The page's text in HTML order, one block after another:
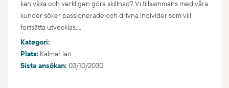
kan växa och verkligen göra skillnad? Vi tillsammans med våra
kunder söker passionerade och drivna individer som vill
fortsätta utvecklas....
Kategori:
Plats: Kalmar län
Sista ansökan: 03/10/2030